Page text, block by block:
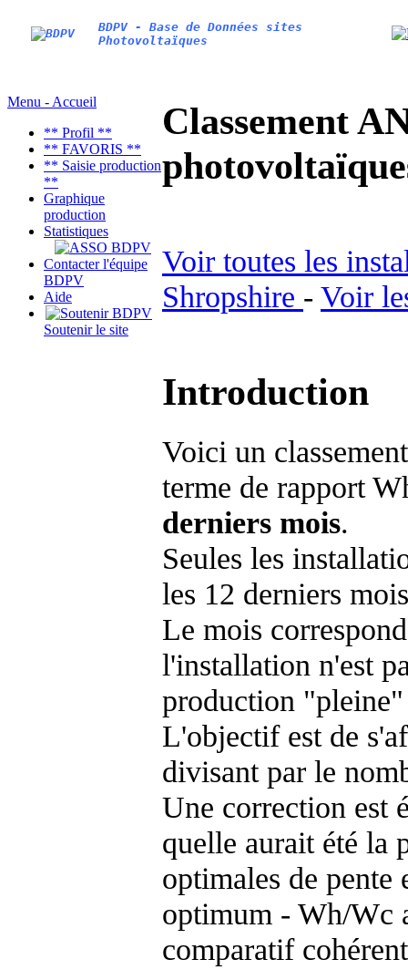
BDPV - Base de Données sites
Photovoltaïques
Menu - Accueil
** Profil **
** FAVORIS **
** Saisie production
**
Graphique
production
Statistiques
Contacter l'équipe
BDPV
Aide
Soutenir le site
Classement
Voir toutes les
Shropshire - Voir
Introduction
Voici un
terme de rapport
derniers mois.
Seules les
les 12 derniers
Le mois
l'installation n'est
production "pleine"
L'objectif est de
divisant par le
Une correction est
quelle aurait été la
optimales de
optimum - Wh/Wc
comparatif